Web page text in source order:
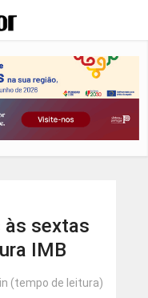
às sextas
IMB
(tempo de leitura)